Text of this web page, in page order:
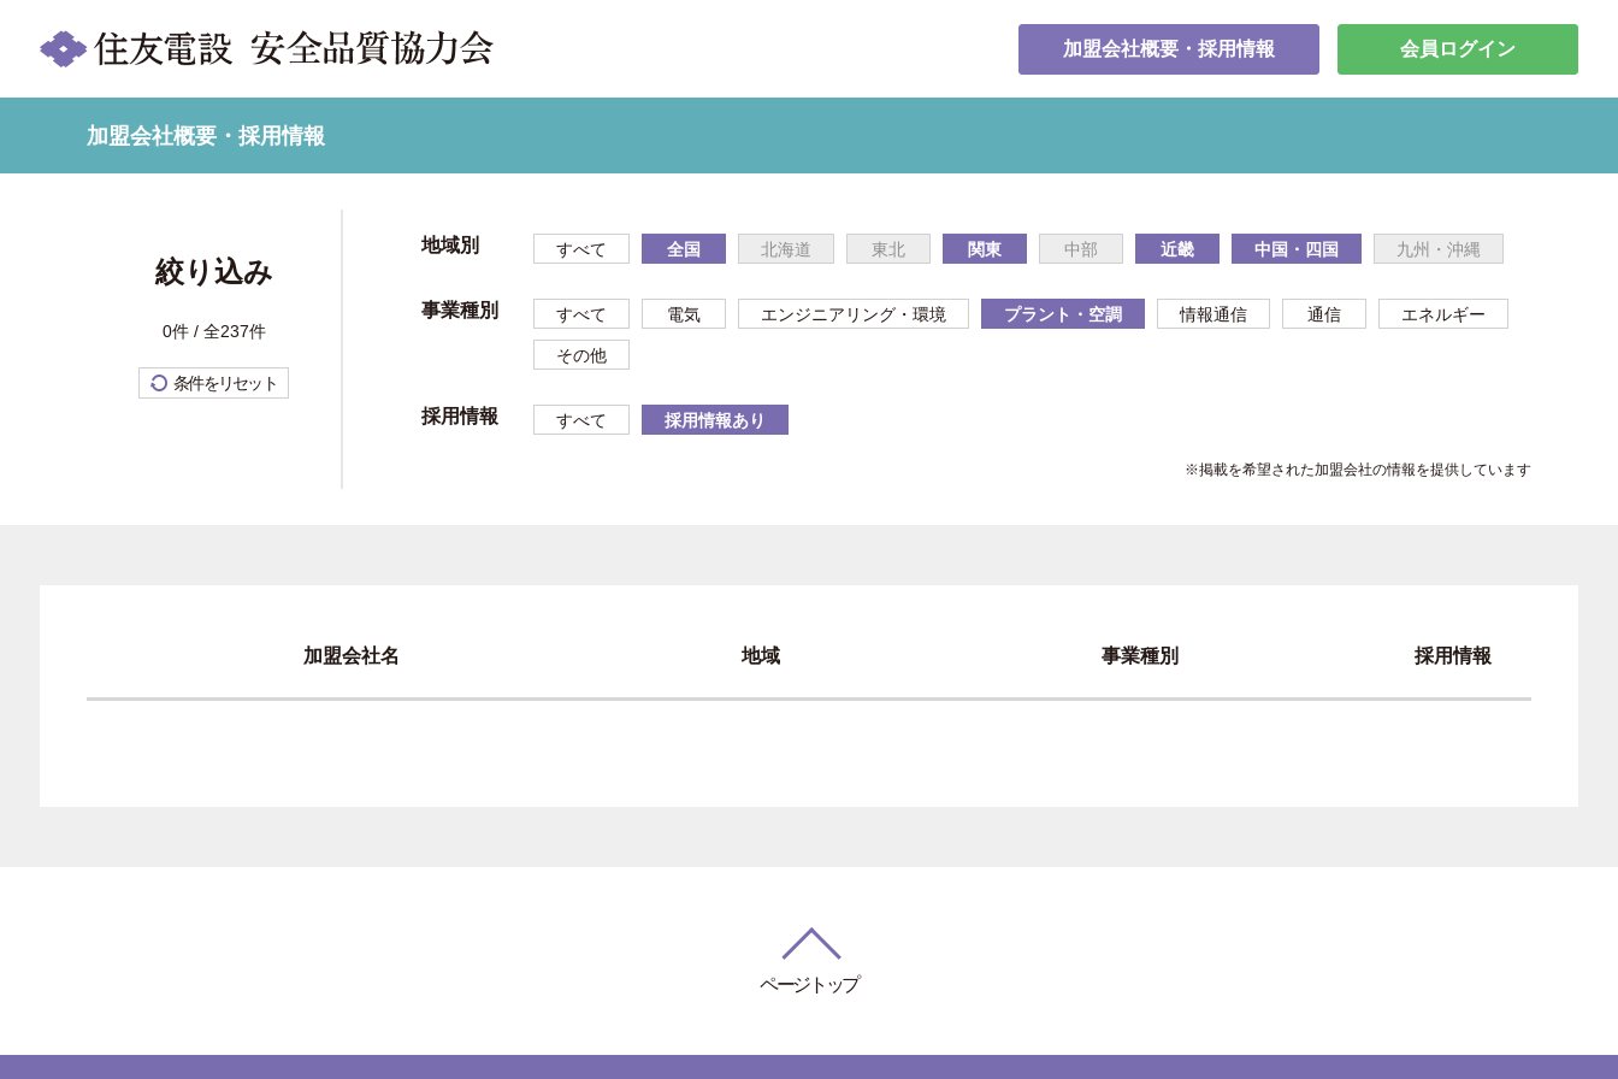
加盟会社概要・採用情報 会員ログイン
加盟会社概要・採用情報
絞り込み
0件 / 全237件
条件をリセット
地域別 すべて 全国 北海道 東北 関東 中部 近畿 中国・四国 九州・沖縄
事業種別 すべて 電気 エンジニアリング・環境 プラント・空調 情報通信 通信 エネルギー
その他
採用情報 すべて 採用情報あり
※掲載を希望された加盟会社の情報を提供しています
加盟会社名 地域 事業種別 採用情報
ページトップ